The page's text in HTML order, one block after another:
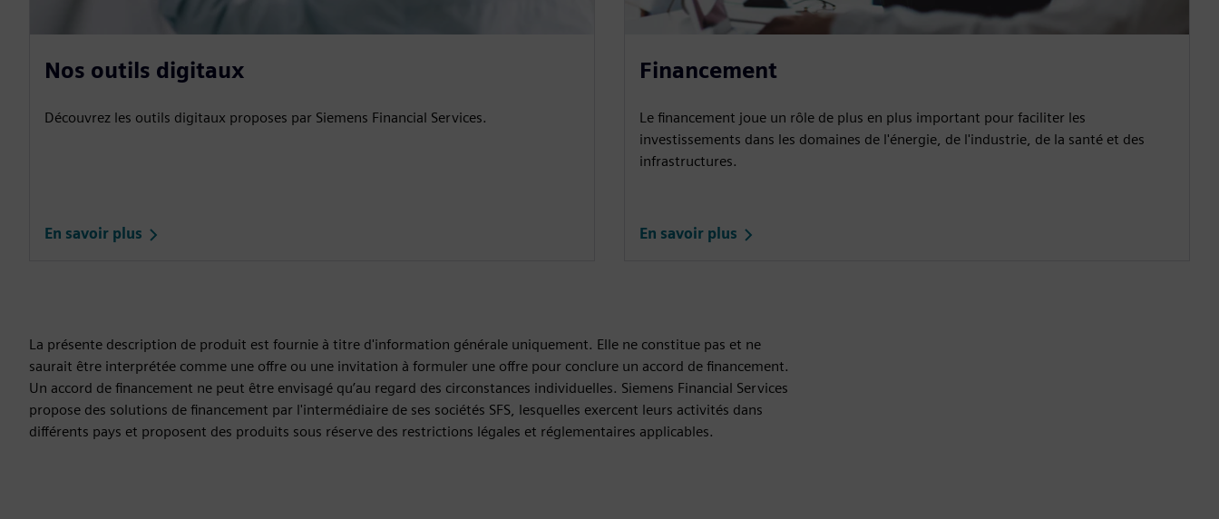
Nos outils digitaux
Découvrez les outils digitaux proposes par Siemens Financial Services.
En savoir plus
Financement
Le financement joue un rôle de plus en plus important pour faciliter les
investissements dans les domaines de l'énergie, de l'industrie, de la santé et des
infrastructures.
En savoir plus
La présente description de produit est fournie à titre d'information générale uniquement. Elle ne constitue pas et ne
saurait être interprétée comme une offre ou une invitation à formuler une offre pour conclure un accord de financement.
Un accord de financement ne peut être envisagé qu’au regard des circonstances individuelles. Siemens Financial Services
propose des solutions de financement par l'intermédiaire de ses sociétés SFS, lesquelles exercent leurs activités dans
différents pays et proposent des produits sous réserve des restrictions légales et réglementaires applicables.